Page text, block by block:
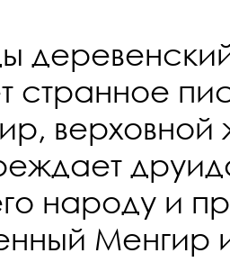
странное
народу и
Менгир